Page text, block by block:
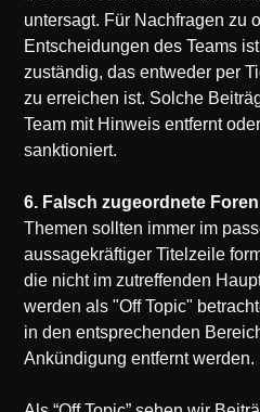
untersagt. Für Nachfragen zu
Entscheidungen des Teams
zuständig, das entweder per
zu erreichen ist. Solche
Team mit Hinweis entfernt
sanktioniert.
6. Falsch zugeordnete
Themen sollten immer im
aussagekräftiger Titelzeile
die nicht im zutreffenden
werden als "Off Topic"
in den entsprechenden
Ankündigung entfernt werden.